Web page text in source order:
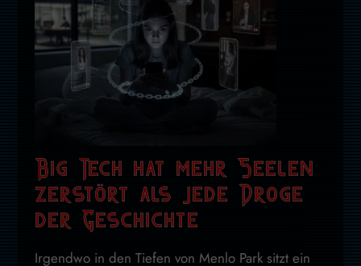
Big Tech hat mehr Seelen
zerstört als jede Droge
der Geschichte
Irgendwo in den Tiefen von Menlo Park sitzt ein